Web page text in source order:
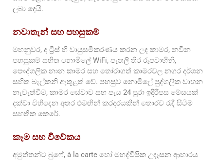
ලබා දෙයි.
නවාතැන් සහ පහසුකම්
මහනුවර, ද ට්‍රීස් හි වායුසමීකරණය කරන ලද කාමර, නවීන
පහසුකම් සහිත නොමිලේ WiFi, පැතලි තිර රූපවාහිනී,
පෞද්ගලික නාන කාමර සහ තෝරාගත් කාමරවල නගර දර්ශන
සහිත බැල්කනි ඇතුළත් වේ. පහසුව නොමිලේ පුද්ගලික වාහන
නැවැත්වීම, කාමර සේවාව සහ පැය 24 පුරා ඉදිරිපස මේසයක්
දක්වා විහිදෙන අතර එමඟින් කරදරයකින් තොරව රැඳී සිටීම
සහතික කෙරේ.
කෑම සහ විවේකය
අමුත්තන්ට බුෆේ, à la carte හෝ මහද්වීපික උදෑසන ආහාරය